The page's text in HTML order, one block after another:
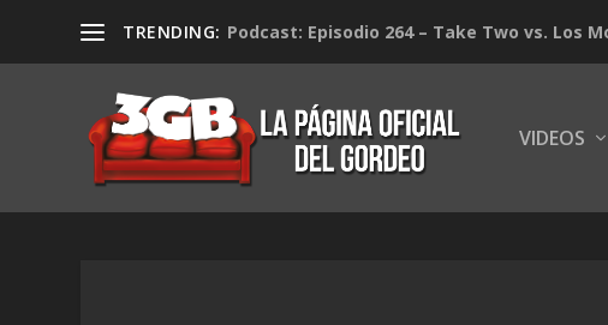
TRENDING: Podcast: Episodio 264 – Take Two vs. Los
VIDEOS